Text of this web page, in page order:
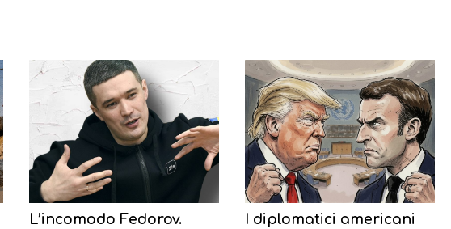
L’incomodo Fedorov.
I diplomatici americani